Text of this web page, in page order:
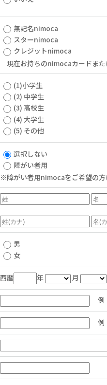
無記名nimoca
スターnimoca
クレジットnimoca
現在お持ちのnimocaカードまた
(1)小学生
(2) 中学生
(3) 高校生
(4) 大学生
(5) その他
選択しない
障がい者用
※障がい者用nimocaをご希望の方
男
女
西暦 年 月
例
例